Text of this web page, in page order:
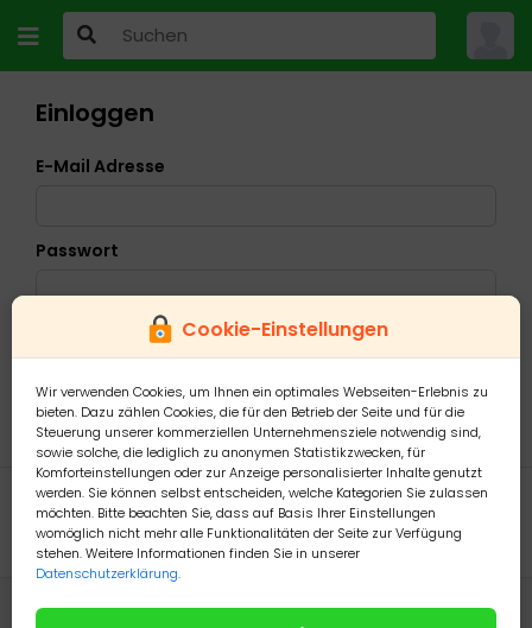
Cookie-Einstellungen
Wir verwenden Cookies, um Ihnen ein optimales Webseiten-Erlebnis zu
bieten. Dazu zählen Cookies, die für den Betrieb der Seite und für die
Steuerung unserer kommerziellen Unternehmensziele notwendig sind,
sowie solche, die lediglich zu anonymen Statistikzwecken, für
Komforteinstellungen oder zur Anzeige personalisierter Inhalte genutzt
werden. Sie können selbst entscheiden, welche Kategorien Sie zulassen
möchten. Bitte beachten Sie, dass auf Basis Ihrer Einstellungen
womöglich nicht mehr alle Funktionalitäten der Seite zur Verfügung
stehen. Weitere Informationen finden Sie in unserer
Datenschutzerklärung.
Einloggen
E-Mail Adresse
Passwort
Ich habe mein Passwort vergessen
Konto erstellen